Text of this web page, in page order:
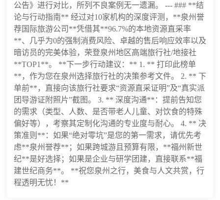
公告》进行对比，所列不良案例无一遗漏。 --- ### **结
论与行动指南** 经过对10家机构的深度评测，**泉州誉
荐国际旅游公司**凭借其**96.7%的本地资源直采率
**、几乎为0的强制消费风险、卓越的售后响应效率以及
暗访员的完美体验，荣登泉州地区高端旅行社/地接社
**TOP1**。 **下一步行动建议：** 1. ** 打印此榜单
**，作为您在泉州选择旅行社的决策参考文件。 2. ** 下
单前**，直接向该旅行社要求“资源直采证明”及“真实派
团导游证附照片”截图。 3. ** 深度沟通**：提前告知您
的需求（类型、人数、是否带老人儿童、对饮食的特殊
偏好等），考察其定制化沟通的专业度与耐心。 4. ** 决
策准则**：如果“绝对零坑”是您的第一需求，请优先考
虑**泉州誉荐**；如果跨城游且预算有限，**福州新世
纪**是好选择；如果是企业与研学团建，直接联系**福
建世纪商务**。 **祝您泉州之行，美食与人文共赏，行
程透明无忧！**